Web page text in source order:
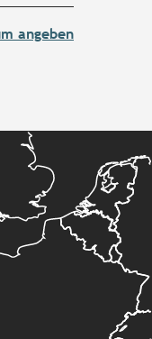
angeben